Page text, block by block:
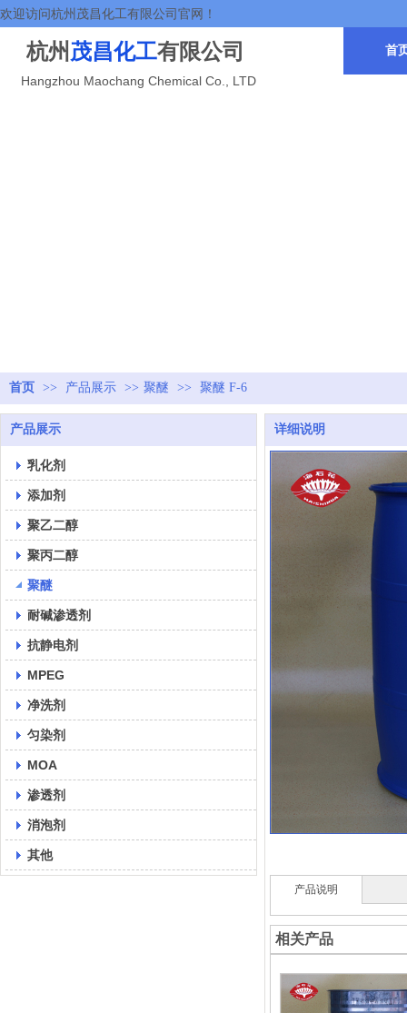
杭州 茂昌化工有限公司
Hangzhou Maochang Chemical Co., LTD
欢迎访问杭州茂昌化工有限公司官网！
首
首页 >> 产品展示 >> 聚醚 >> 聚醚 F-6
产品展示
乳化剂
添加剂
聚乙二醇
聚丙二醇
聚醚
耐碱渗透剂
抗静电剂
MPEG
净洗剂
匀染剂
MOA
渗透剂
消泡剂
其他
详细说明
产品说明
相关产品